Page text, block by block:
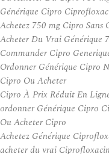
Générique Cipro
Achetez 750 mg Cipro Sans
Acheter Du Vrai Générique
Commander Cipro
Ordonner Générique Cipro
Cipro Ou Acheter
Cipro À Prix Réduit En
ordonner Générique Cipro
Ou Acheter Cipro
Achetez Générique
acheter du vrai